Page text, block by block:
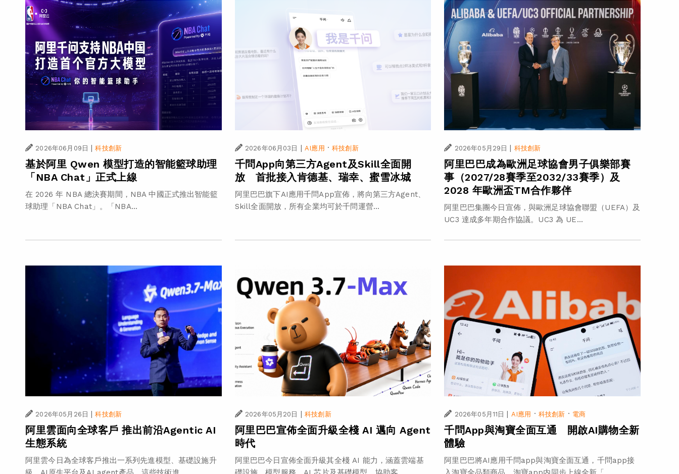
2026年06月09日 | 科技創新
基於阿里 Qwen 模型打造的智能籃球助理
「NBA Chat」正式上線
在 2026 年 NBA 總決賽期間，NBA 中國正式推出智能籃
球助理「NBA Chat」。「NBA...
2026年06月03日 | AI應用 ·科技創新
千問App向第三方Agent及Skill全面開
放 首批接入肯德基、瑞幸、蜜雪冰城
阿里巴巴旗下AI應用千問App宣佈，將向第三方Agent、
Skill全面開放，所有企業均可於千問運營...
2026年05月29日 | 科技創新
阿里巴巴成為歐洲足球協會男子俱樂部賽
事（2027/28賽季至2032/33賽季）及
2028 年歐洲盃TM合作夥伴
阿里巴巴集團今日宣佈，與歐洲足球協會聯盟（UEFA）及
UC3 達成多年期合作協議。UC3 為 UE...
2026年05月26日 | 科技創新
阿里雲面向全球客戶 推出前沿Agentic AI
生態系統
阿里雲今日為全球客戶推出一系列先進模型、基礎設施升
2026年05月20日 | 科技創新
阿里巴巴宣佈全面升級全棧 AI 邁向 Agent
時代
阿里巴巴今日宣佈全面升級其全棧 AI 能力，涵蓋雲端基
2026年05月11日 | AI應用 · 科技創新 · 電商
千問App與淘寶全面互通 開啟AI購物全新
體驗
阿里巴巴將AI應用千問app與淘寶全面互通，千問app接